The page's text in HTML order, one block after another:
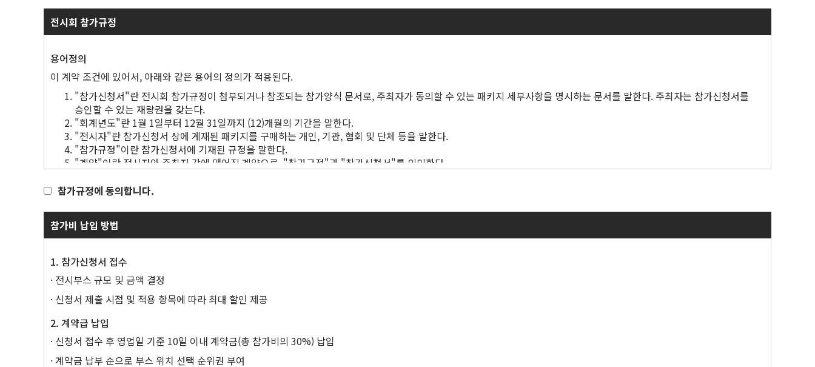
전시회 참가규정
용어정의
이 계약 조건에 있어서, 아래와 같은 용어의 정의가 적용된다.
"참가신청서"란 전시회 참가규정이 첨부되거나 참조되는 참가양식 문서로, 주최자가 동의할 수 있는 패키지 세부사항을 명시하는 문서를 말한다. 주최자는 참가신청서를
승인할 수 있는 재량권을 갖는다.
"회계년도"란 1월 1일부터 12월 31일까지 (12)개월의 기간을 말한다.
"전시자"란 참가신청서 상에 게재된 패키지를 구매하는 개인, 기관, 협회 및 단체 등을 말한다.
"참가규정"이란 참가신청서에 기재된 규정을 말한다.
"계약"이란 전시자와 주최자 간에 맺어진 계약으로, "참가규정"과 "참가신청서"를 의미한다.
"디바이스"란 방문객 정보를 스캔하는 응용프로그램 및 바코드 스캐너 기기 등을 의미한다.
"디렉토리 내용"이란 디렉토리에 포함시키기 위해 전시자 및/또는 전시자의 직원이 업로드하거나 제공한 모든 콘텐츠, 자료 및 기타 정보를 말한다.
"전시회"란 참가신청서에 기재된 주최자가 조성한 전시회, 콘퍼런스, 부대행사 또는 기타 행사를 말한다.
"참가비"란 참가신청서에 명시된 패키지에 대해 전시자가 지불해야 하는 금액을 말한다.
"불가항력 사건"이란 주최자의 합리적인 통제 범위를 벗어난 사건 또는 상황(정부 규정, 군사 행동, 테러, 폭동, 전염병, 자연재해, 정전, 악의적 해킹공격 등)을 말한다.
"지적재산권"이란 상표, 저작권, 디자인권 등 등록 여부와 관계없이 전 세계에서 유효한 모든 지적재산에 대한 권리를 말한다.
"전시자 매뉴얼"이란 주최자가 전시자에게 전시회에 관한 일반적인 정보 및 준수사항을 제공하는 매뉴얼을 말한다.
"마케팅 서비스"란 참가신청서에 명시된 스폰서십의 마케팅 서비스 요소로, 제3자에게 이메일을 발송하는 홍보 캠페인 등을 포함한다.
"자료"란 전시자 및/또는 전시자의 직원이 제공하는 모든 내용, 자료 및 정보(회사명, 프로필, 제품 설명, 로고, 원고, 텍스트, 사진, 오디오, 비디오 등)를 말한다.
"개막일"이란 전시회 개막 첫날로, 일반인들이 접근할 수 있는 기간의 첫날을 의미한다.
"주최자"란 패키지를 제공하는 자로, 참가신청서 상에 명시된 코아미 인포마마켓 주식회사를 말한다.
"주최자 그룹"이란 주최자 및 최종 모회사가 Informa PLC인 계열사를 말한다.
"전시장 소유자"란 전시장을 소유하고, 관리 및/또는 운영하는 자를 말한다.
참가규정에 동의합니다.
참가비 납입 방법
1. 참가신청서 접수
· 전시부스 규모 및 금액 결정
· 신청서 제출 시점 및 적용 항목에 따라 최대 할인 제공
2. 계약급 납입
· 신청서 접수 후 영업일 기준 10일 이내 계약금(총 참가비의 30%) 납입
· 계약금 납부 순으로 부스 위치 선택 순위권 부여